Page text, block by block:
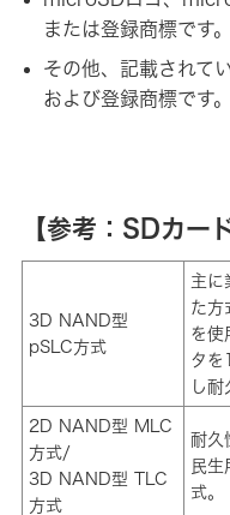
または登録商標です。
その他、記載されて
および登録商標です。
【参考：SDカー
3D NAND型
pSLC方式
主に
た方
を使
タを
し耐
2D NAND型 MLC
方式/
3D NAND型 TLC
方式
耐久
民
式。